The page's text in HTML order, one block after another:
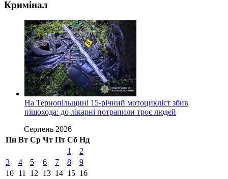
Кримінал
На Тернопільщині 15-річний мотоцикліст збив
пішохода: до лікарні потрапили троє людей
Серпень 2026
Пн Вт Ср Чт Пт Сб Нд
1
2
3
4 5 6 7 8
9
10 11 12 13 14 15 16